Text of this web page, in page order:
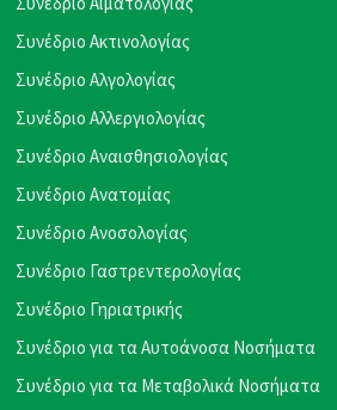
Συνέδριο Ακτινολογίας
Συνέδριο Αλγολογίας
Συνέδριο Αλλεργιολογίας
Συνέδριο Αναισθησιολογίας
Συνέδριο Ανατομίας
Συνέδριο Ανοσολογίας
Συνέδριο Γαστρεντερολογίας
Συνέδριο Γηριατρικής
Συνέδριο για τα Αυτοάνοσα Νοσήματα
Συνέδριο για τα Μεταβολικά Νοσήματα